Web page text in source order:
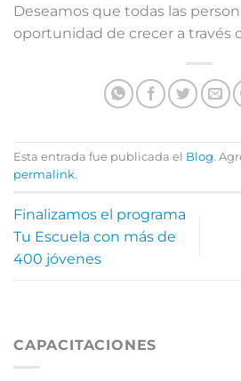
Deseamos que todas las
oportunidad de crecer a través
Esta entrada fue publicada el Blog.
permalink.
Finalizamos el programa
Tu Escuela con más de
400 jóvenes
CAPACITACIONES